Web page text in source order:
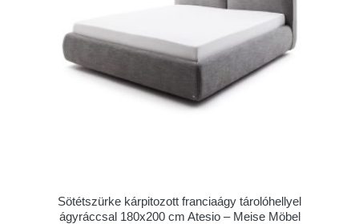
Sötétszürke kárpitozott franciaágy tárolóhellyel
ágyráccsal 180x200 cm Atesio – Meise Möbel